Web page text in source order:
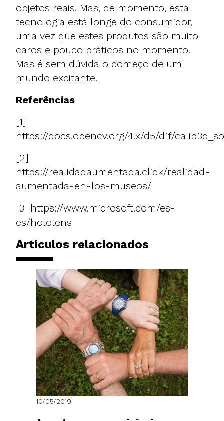
objetos reais. Mas, de momento, esta
tecnologia está longe do consumidor,
uma vez que estes produtos são muito
caros e pouco práticos no momento.
Mas é sem dúvida o começo de um
mundo excitante.
Referências
[1]
https://docs.opencv.org/4.x/d5/d1f/
[2]
https://realidadaumentada.click/realidad-
aumentada-en-los-museos/
[3] https://www.microsoft.com/es-
es/hololens
Artículos relacionados
10/05/2019